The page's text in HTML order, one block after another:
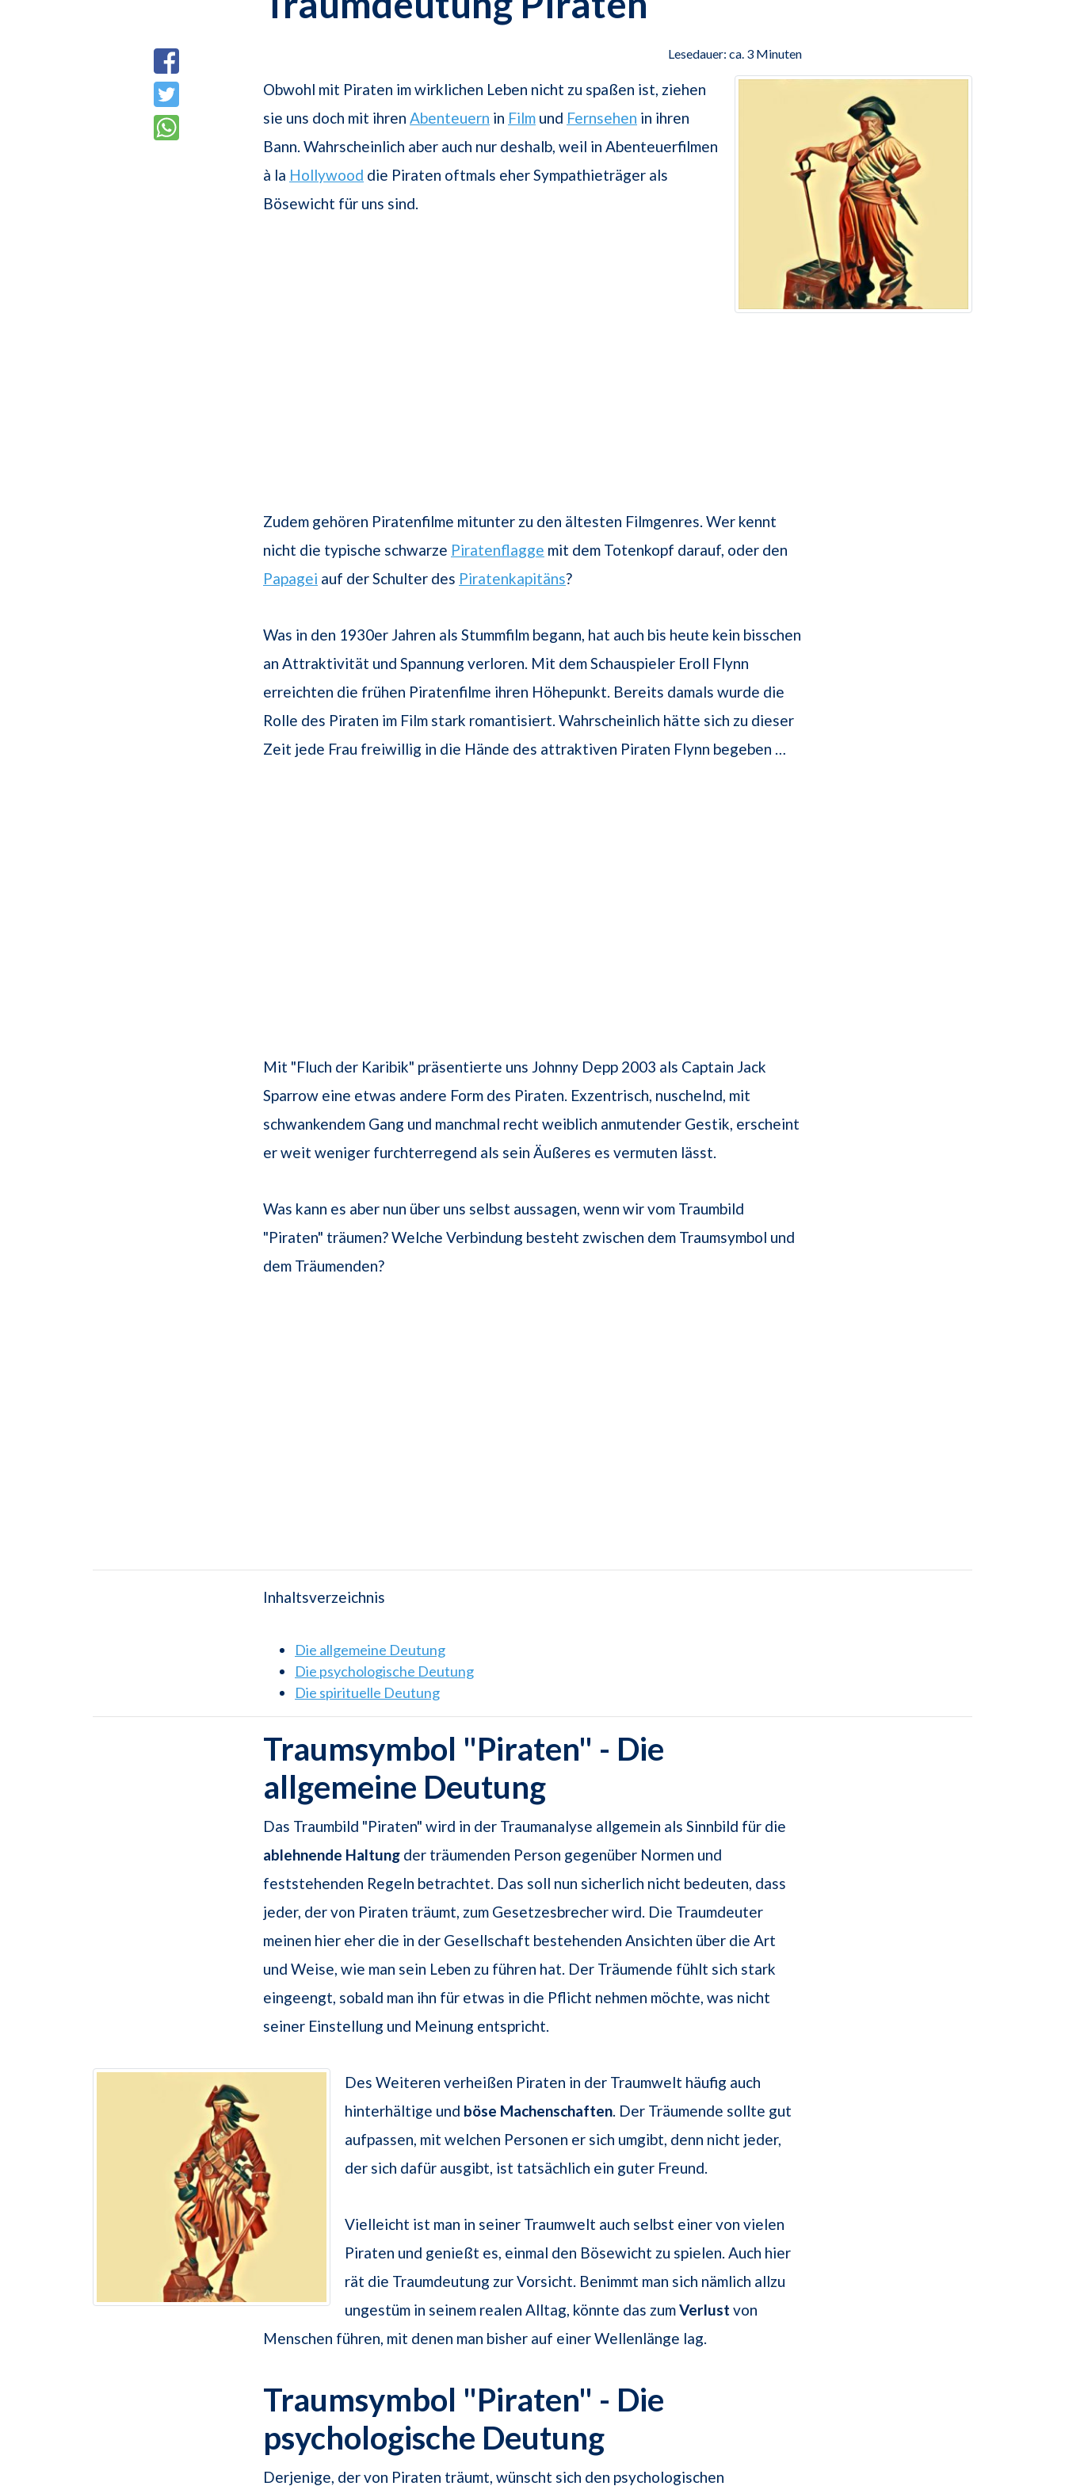
Lesedauer: ca. 3 Minuten
Obwohl mit Piraten im wirklichen Leben nicht zu spaßen ist, ziehen
sie uns doch mit ihren Abenteuern in Film und Fernsehen in ihren
Bann. Wahrscheinlich aber auch nur deshalb, weil in Abenteuerfilmen
à la Hollywood die Piraten oftmals eher Sympathieträger als
Bösewicht für uns sind.
Zudem gehören Piratenfilme mitunter zu den ältesten Filmgenres. Wer kennt
nicht die typische schwarze Piratenflagge mit dem Totenkopf darauf, oder den
Papagei auf der Schulter des Piratenkapitäns?
Was in den 1930er Jahren als Stummfilm begann, hat auch bis heute kein bisschen
an Attraktivität und Spannung verloren. Mit dem Schauspieler Eroll Flynn
erreichten die frühen Piratenfilme ihren Höhepunkt. Bereits damals wurde die
Rolle des Piraten im Film stark romantisiert. Wahrscheinlich hätte sich zu dieser
Zeit jede Frau freiwillig in die Hände des attraktiven Piraten Flynn begeben …
Mit "Fluch der Karibik" präsentierte uns Johnny Depp 2003 als Captain Jack
Sparrow eine etwas andere Form des Piraten. Exzentrisch, nuschelnd, mit
schwankendem Gang und manchmal recht weiblich anmutender Gestik, erscheint
er weit weniger furchterregend als sein Äußeres es vermuten lässt.
Was kann es aber nun über uns selbst aussagen, wenn wir vom Traumbild
"Piraten" träumen? Welche Verbindung besteht zwischen dem Traumsymbol und
dem Träumenden?
Inhaltsverzeichnis
Die allgemeine Deutung
Die psychologische Deutung
Die spirituelle Deutung
Traumsymbol "Piraten" - Die
allgemeine Deutung
Das Traumbild "Piraten" wird in der Traumanalyse allgemein als Sinnbild für die
ablehnende Haltung der träumenden Person gegenüber Normen und
feststehenden Regeln betrachtet. Das soll nun sicherlich nicht bedeuten, dass
jeder, der von Piraten träumt, zum Gesetzesbrecher wird. Die Traumdeuter
meinen hier eher die in der Gesellschaft bestehenden Ansichten über die Art
und Weise, wie man sein Leben zu führen hat. Der Träumende fühlt sich stark
eingeengt, sobald man ihn für etwas in die Pflicht nehmen möchte, was nicht
seiner Einstellung und Meinung entspricht.
Des Weiteren verheißen Piraten in der Traumwelt häufig auch
hinterhältige und böse Machenschaften. Der Träumende sollte gut
aufpassen, mit welchen Personen er sich umgibt, denn nicht jeder,
der sich dafür ausgibt, ist tatsächlich ein guter Freund.
Vielleicht ist man in seiner Traumwelt auch selbst einer von vielen
Piraten und genießt es, einmal den Bösewicht zu spielen. Auch hier
rät die Traumdeutung zur Vorsicht. Benimmt man sich nämlich allzu
ungestüm in seinem realen Alltag, könnte das zumVerlust von
Menschen führen, mit denen man bisher auf einer Wellenlänge lag.
Traumsymbol "Piraten" - Die
psychologische Deutung
Derjenige, der von Piraten träumt, wünscht sich den psychologischen